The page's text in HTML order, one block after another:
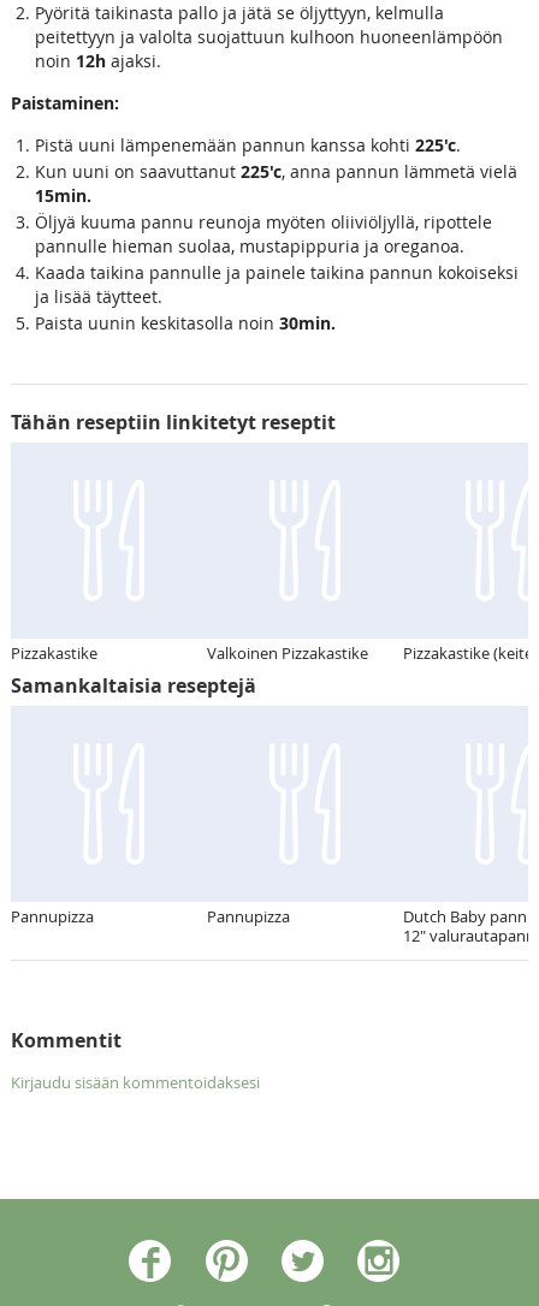
Pyöritä taikinasta pallo ja jätä se öljyttyyn, kelmulla
peitettyyn ja valolta suojattuun kulhoon huoneenlämpöön
noin 12hajaksi.
Paistaminen:
Pistä uuni lämpenemään pannun kanssa kohti 225'c.
Kun uuni on saavuttanut 225'c, anna pannun lämmetä vielä
15min.
Öljyä kuuma pannu reunoja myöten oliiviöljyllä, ripottele
pannulle hieman suolaa, mustapippuria ja oreganoa.
Kaada taikina pannulle ja painele taikina pannun kokoiseksi
ja lisää täytteet.
Paista uunin keskitasolla noin 30min.
Tähän reseptiin linkitetyt reseptit
Pizzakastike Valkoinen Pizzakastike Pizzakastike
Samankaltaisia reseptejä
Pannupizza Pannupizza
Dutch Baby
12"
Kommentit
Kirjaudu sisään kommentoidaksesi